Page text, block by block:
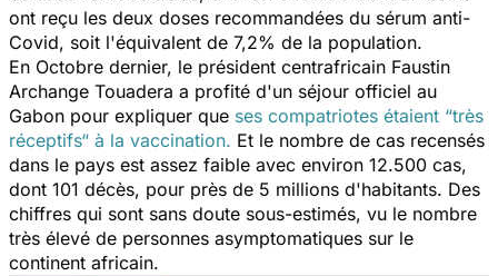
ont reçu les deux doses recommandées du sérum anti-
Covid, soit l'équivalent de 7,2% de la population.
En Octobre dernier, le président centrafricain Faustin
Archange Touadera a profité d'un séjour officiel au
Gabon pour expliquer que ses compatriotes étaient “très
réceptifs“ à la vaccination. Et le nombre de cas recensés
dans le pays est assez faible avec environ 12.500 cas,
dont 101 décès, pour près de 5 millions d'habitants. Des
chiffres qui sont sans doute sous-estimés, vu le nombre
très élevé de personnes asymptomatiques sur le
continent africain.